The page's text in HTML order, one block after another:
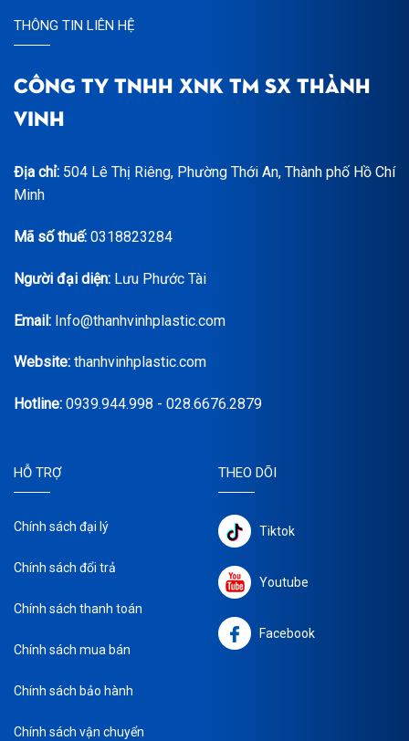
THÔNG TIN LIÊN HỆ
CÔNG TY TNHH XNK TM SX THÀNH
VINH
Địa chỉ: 504 Lê Thị Riêng, Phường Thới An, Thành phố Hồ Chí
Minh
Mã số thuế: 0318823284
Người đại diện: Lưu Phước Tài
Email: Info@thanhvinhplastic.com
Website: thanhvinhplastic.com
Hotline: 0939.944.998 - 028.6676.2879
HỖ TRỢ
Chính sách đại lý
Chính sách đổi trả
Chính sách thanh toán
Chính sách mua bán
Chính sách bảo hành
Chính sách vận chuyển
THEO DÕI
Tiktok
Youtube
Facebook